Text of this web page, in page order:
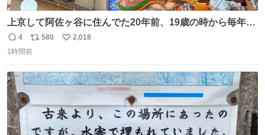
上京して阿佐ヶ谷に住んでた20年前、19歳の時から毎年参
加してるお祭りなのでとっても感慨深いです。うれしーー
ー！作っていただいた方本当にありがとう。
返
信
4
リ
ポ
ト
580
い
数
2,018
1時間前